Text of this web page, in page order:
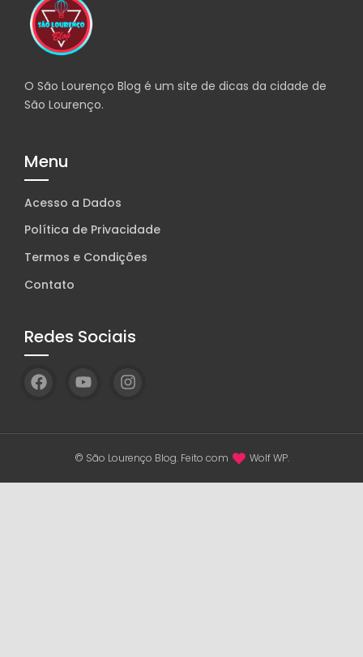
O São Lourenço Blog é um site de dicas da cidade de
São Lourenço.
Menu
Acesso a Dados
Política de Privacidade
Termos e Condições
Contato
Redes Sociais
© São Lourenço Blog. Feito com Wolf WP.